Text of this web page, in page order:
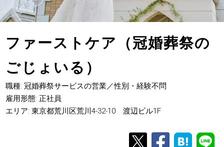
ファーストケア（冠婚葬祭の
ごじょいる）
職種: 冠婚葬祭サービスの営業／性別・経験不問
雇用形態: 正社員
エリア: 東京都荒川区荒川4-32-10 渡辺ビル1F